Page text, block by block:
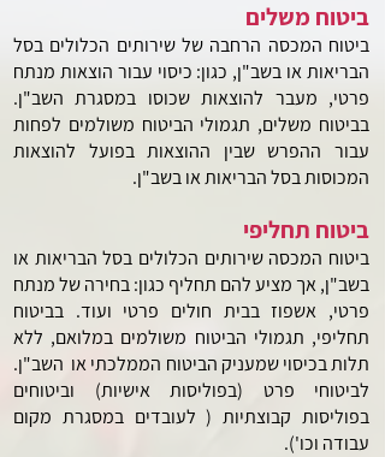
ביטוח משלים
ביטוח המכסה הרחבה של שירותים הכלולים בסל
הבריאות או בשב"ן, כגון: כיסוי עבור הוצאות מנתח
פרטי, מעבר להוצאות שכוסו במסגרת השב"ן.
בביטוח משלים, תגמולי הביטוח משולמים לפחות
עבור ההפרש שבין ההוצאות בפועל להוצאות
המכוסות בסל הבריאות או בשב"ן.
ביטוח תחליפי
ביטוח המכסה שירותים הכלולים בסל הבריאות או
בשב"ן, אך מציע להם תחליף כגון: בחירה של מנתח
פרטי, אשפוז בבית חולים פרטי ועוד. בביטוח
תחליפי, תגמולי הביטוח משולמים במלואם, ללא
תלות בכיסוי שמעניק הביטוח הממלכתי או השב"ן.
לביטוחי פרט (בפוליסות אישיות) וביטוחים
בפוליסות קבוצתיות ( לעובדים במסגרת מקום
עבודה וכו').